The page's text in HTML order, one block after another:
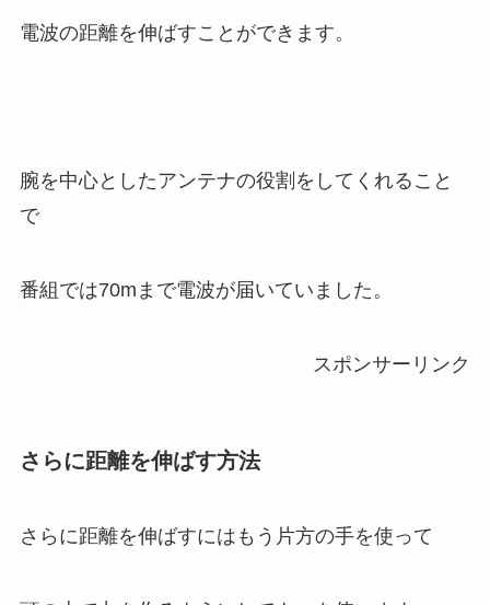
電波の距離を伸ばすことができます。
腕を中心としたアンテナの役割をしてくれること
で
番組では70mまで電波が届いていました。
スポンサーリンク
さらに距離を伸ばす方法
さらに距離を伸ばすにはもう片方の手を使って